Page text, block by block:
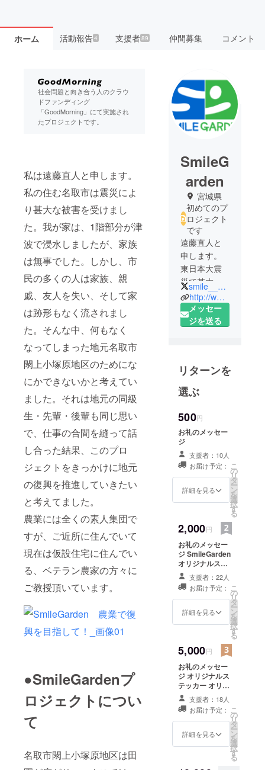
ホーム 活動報告4 支援者89 仲間募集 コメント
社会問題と向き合う人のクラウ
ドファンディング
「GoodMorning」にて実施され
たプロジェクトです。
私は遠藤直人と申します。
私の住む名取市は震災によ
り甚大な被害を受けまし
た。我が家は、1階部分が津
波で浸水しましたが、家族
は無事でした。しかし、市
民の多くの人は家族、親
戚、友人を失い、そして家
は跡形もなく流されまし
た。そんな中、何もなく
なってしまった地元名取市
閖上小塚原地区のためにな
にかできないかと考えてい
ました。それは地元の同級
生・先輩・後輩も同じ思い
で、仕事の合間を縫って話
し合った結果、このプロ
ジェクトをきっかけに地元
の復興を推進していきたい
と考えてました。
農業には全くの素人集団で
すが、ご近所に住んでいて
現在は仮設住宅に住んでい
る、ベテラン農家の方々に
ご教授頂いています。
●SmileGardenプ
ロジェクトについ
て
名取市閖上小塚原地区は田
SmileG
arden
宮城県
初めてのプ
ロジェクト
です
遠藤直人と
申します。
東日本大震
災で甚大な
被害を受け
た名取市出
身です。
し。
震災を機に
地元の復興
を考え仲間
と共に立ち
上がり、
SmileGarden
プロジェク
トを開始し
ました。
現在、農業
指し奮闘中
です。
smile___garden
http://www.facebook.com/yuriagesmilegarden
メッセー
ジを送る
リターンを
選ぶ
500円
お礼のメッセー
ジ
支援者：10人
お届け予定：
詳細を見る
こ
の
リ
タ
ー
ン
を
選
択
す
る
2,000円
お礼のメッセー
ジ SmileGarden
オリジナルス
テッカー 活動報
告 支援者：22人
お届け予定：
詳細を見る
こ
の
リ
タ
ー
ン
を
選
択
す
る
5,000円
お礼のメッセー
ジ オリジナルス
テッカー オリジ
ナルTシャツ１枚
活動報告
支援者：18人
お届け予定：
詳細を見る
こ
の
リ
タ
ー
ン
を
選
択
す
る